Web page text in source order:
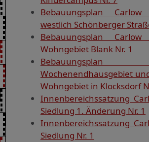
Bebauungsplan
westlich Schönberger
Bebauungsplan
Wohngebiet Blank Nr. 1
Wochenendhausgebiet
Wohngebiet in Klocksdorf
Innenbereichssatzung
Siedlung 1. Änderung Nr. 1
Innenbereichssatzung
Siedlung Nr. 1